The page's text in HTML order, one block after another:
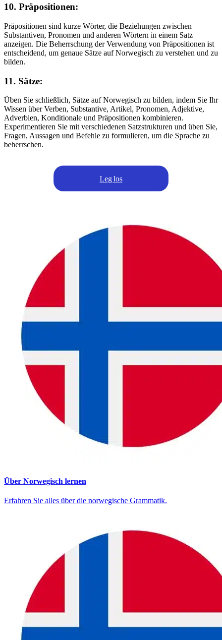
10. Präpositionen:
Präpositionen sind kurze Wörter, die Beziehungen zwischen
Substantiven, Pronomen und anderen Wörtern in einem Satz
anzeigen. Die Beherrschung der Verwendung von Präpositionen ist
entscheidend, um genaue Sätze auf Norwegisch zu verstehen und zu
bilden.
11. Sätze:
Üben Sie schließlich, Sätze auf Norwegisch zu bilden, indem Sie Ihr
Wissen über Verben, Substantive, Artikel, Pronomen, Adjektive,
Adverbien, Konditionale und Präpositionen kombinieren.
Experimentieren Sie mit verschiedenen Satzstrukturen und üben Sie,
Fragen, Aussagen und Befehle zu formulieren, um die Sprache zu
beherrschen.
Leg los
Über Norwegisch lernen
Erfahren Sie alles über die norwegische Grammatik.